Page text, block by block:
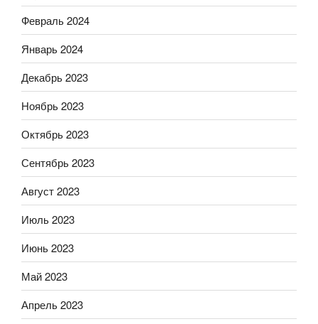
Февраль 2024
Январь 2024
Декабрь 2023
Ноябрь 2023
Октябрь 2023
Сентябрь 2023
Август 2023
Июль 2023
Июнь 2023
Май 2023
Апрель 2023